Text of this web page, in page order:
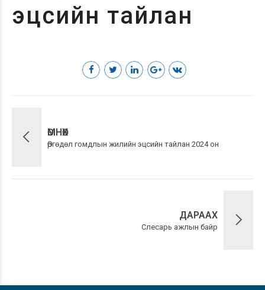
эцсийн тайлан
ӨМНӨХ
Өргөдөл гомдлын жилийн эцсийн тайлан 2024 он
ДАРААХ
Слесарь ажлын байр